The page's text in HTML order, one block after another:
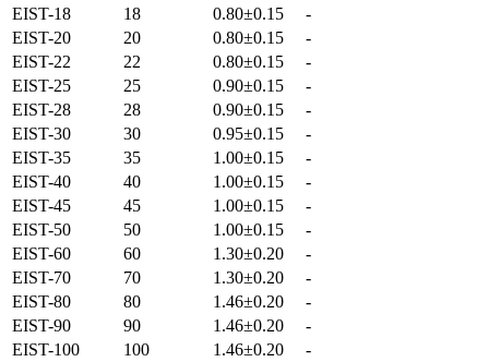
EIST-18
18 0.80±0.15
-
EIST-20
20 0.80±0.15
-
EIST-22
22 0.80±0.15
-
EIST-25
25 0.90±0.15
-
EIST-28
28 0.90±0.15
-
EIST-30
30 0.95±0.15
-
EIST-35
35 1.00±0.15
-
EIST-40
40 1.00±0.15
-
EIST-45
45 1.00±0.15
-
EIST-50
50 1.00±0.15
-
EIST-60
60 1.30±0.20
-
EIST-70
70 1.30±0.20
-
EIST-80
80 1.46±0.20
-
EIST-90
90 1.46±0.20
-
EIST-100
100 1.46±0.20
-